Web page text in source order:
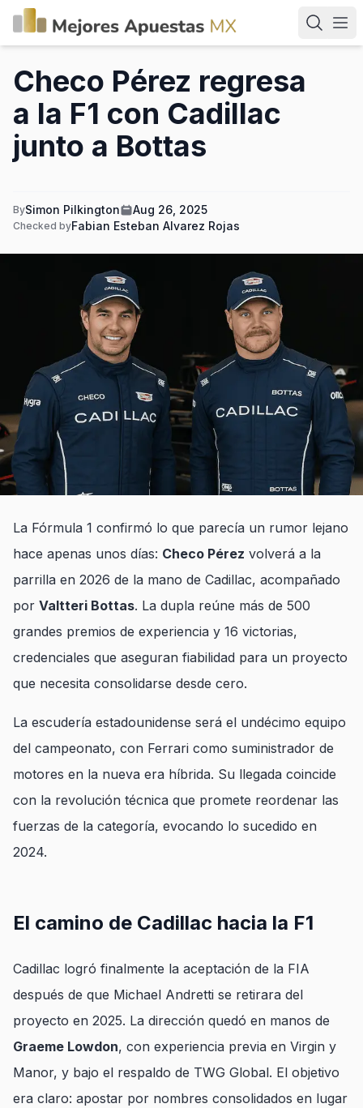
Checo Pérez regresa
a la F1 con Cadillac
junto a Bottas
BySimon Pilkington Aug 26, 2025
Checked byFabian Esteban Alvarez Rojas
La Fórmula 1 confirmó lo que parecía un rumor lejano
hace apenas unos días: Checo Pérez volverá a la
parrilla en 2026 de la mano de Cadillac, acompañado
por Valtteri Bottas. La dupla reúne más de 500
grandes premios de experiencia y 16 victorias,
credenciales que aseguran fiabilidad para un proyecto
que necesita consolidarse desde cero.
La escudería estadounidense será el undécimo equipo
del campeonato, con Ferrari como suministrador de
motores en la nueva era híbrida. Su llegada coincide
con la revolución técnica que promete reordenar las
fuerzas de la categoría, evocando lo sucedido en
2024.
El camino de Cadillac hacia la F1
Cadillac logró finalmente la aceptación de la FIA
después de que Michael Andretti se retirara del
proyecto en 2025. La dirección quedó en manos de
Graeme Lowdon, con experiencia previa en Virgin y
Manor, y bajo el respaldo de TWG Global. El objetivo
era claro: apostar por nombres consolidados en lugar